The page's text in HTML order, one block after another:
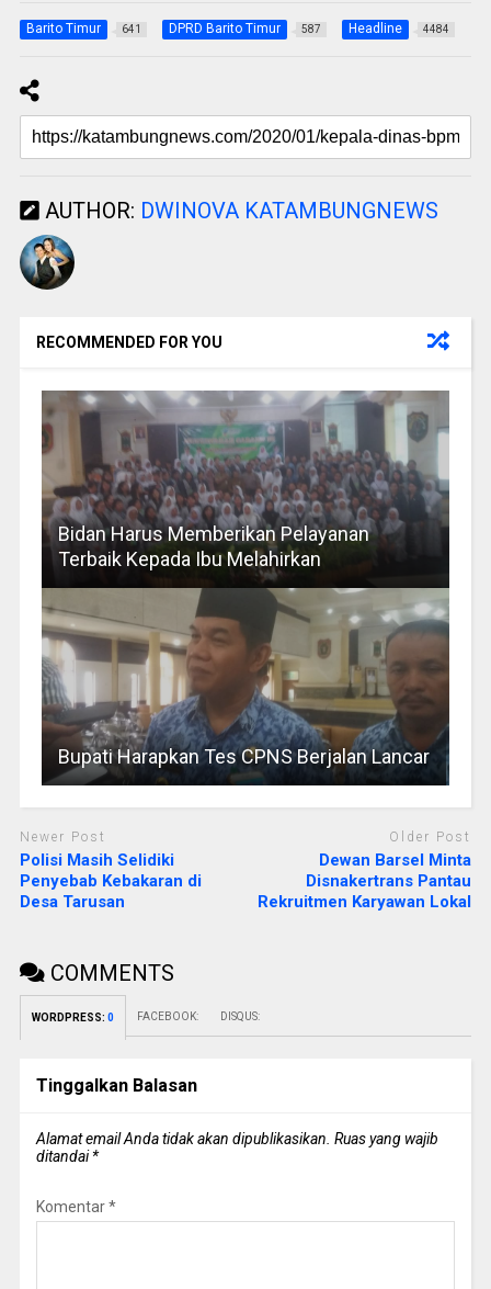
Barito Timur 641 DPRD Barito Timur 587 Headline 4484
AUTHOR: DWINOVA KATAMBUNGNEWS
RECOMMENDED FOR YOU
Bidan Harus Memberikan Pelayanan
Terbaik Kepada Ibu Melahirkan
Bupati Harapkan Tes CPNS Berjalan Lancar
Newer Post
Polisi Masih Selidiki
Penyebab Kebakaran di
Desa Tarusan
Older Post
Dewan Barsel Minta
Disnakertrans Pantau
Rekruitmen Karyawan Lokal
COMMENTS
WORDPRESS: 0 FACEBOOK: DISQUS:
Tinggalkan Balasan
Alamat email Anda tidak akan dipublikasikan. Ruas yang wajib
ditandai*
Komentar*